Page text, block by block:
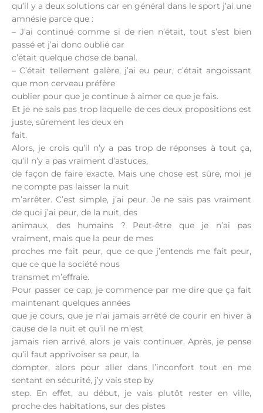
qu’il y a deux solutions car en général dans le sport j’ai une
amnésie parce que :
– J’ai continué comme si de rien n’était, tout s’est bien
passé et j’ai donc oublié car
c’était quelque chose de banal.
– C’était tellement galère, j’ai eu peur, c’était angoissant
que mon cerveau préfère
oublier pour que je continue à aimer ce que je fais.
Et je ne sais pas trop laquelle de ces deux propositions est
juste, sûrement les deux en
fait.
Alors, je crois qu’il n’y a pas trop de réponses à tout ça,
qu’il n’y a pas vraiment d’astuces,
de façon de faire exacte. Mais une chose est sûre, moi je
ne compte pas laisser la nuit
m’arrêter. C’est simple, j’ai peur. Je ne sais pas vraiment
de quoi j’ai peur, de la nuit, des
animaux, des humains ? Peut-être que je n’ai pas
vraiment, mais que la peur de mes
proches me fait peur, que ce que j’entends me fait peur,
que ce que la société nous
transmet m’effraie.
Pour passer ce cap, je commence par me dire que ça fait
maintenant quelques années
que je cours, que je n’ai jamais arrêté de courir en hiver à
cause de la nuit et qu’il ne m’est
jamais rien arrivé, alors je vais continuer. Après, je pense
qu’il faut apprivoiser sa peur, la
dompter, alors pour aller dans l’inconfort tout en me
sentant en sécurité, j’y vais step by
step. En effet, au début, je vais plutôt rester en ville,
proche des habitations, sur des pistes